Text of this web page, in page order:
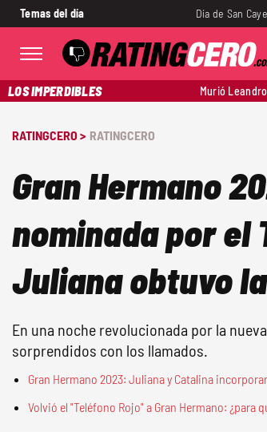
Temas del día Día de San
LOS IMPERDIBLES Murió
RATINGCERO > RATINGCERO
Gran Hermano
nominada por el
Juliana obtuvo
En una noche revolucionada por la
sorprendidos con los llamados.
Gran Hermano 2023: Juliana y Catalina
Volvió el "Teléfono Rojo" a Gran Hermano: ¿para